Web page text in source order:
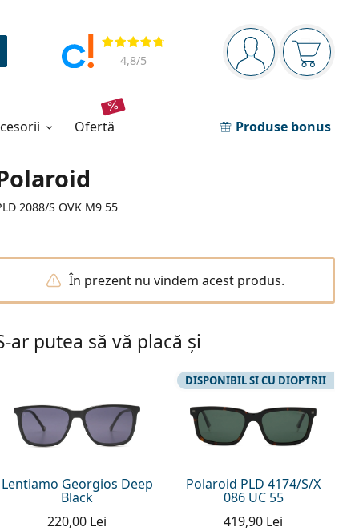
Panou de navigare
Sunteți logat
Coșul
Opinii
4,8/5
ofertă Produse bonus
2088/S OVK M9 55
În prezent nu vindem acest produs.
ar putea să vă placă și
Lentiamo Georgios Deep
Black
220,00 Lei
Polaroid PLD 4174/S/X
086 UC 55
DISPONIBIL SI CU DIOPTRII
419,90 Lei